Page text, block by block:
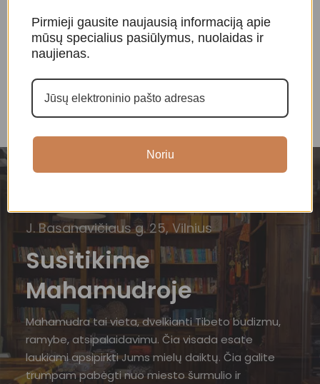
J. Basanavičiaus g. 25, Vilnius
Susitikime
Mahamudroje
Mahamudra tai vieta, dvelkianti Tibeto budizmu,
ramybe, atsipalaidavimu. Čia visada esate
laukiami apsipirkti Jums mielų daiktų. Čia galite
trumpam pabėgti nuo miesto šurmulio ir
Pirmieji gausite naujausią informaciją apie
mūsų specialius pasiūlymus, nuolaidas ir
naujienas.
Noriu